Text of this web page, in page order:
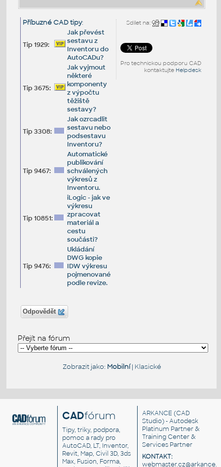
Sdílet na:
Pro technickou podporu CAD
kontaktujte Helpdesk
Příbuzné CAD tipy:
Tip 1929:
Jak převést
sestavu z
Inventoru do
AutoCADu?
Tip 3675:
Jak vyjmout
některé
komponenty
z výpočtu
těžiště
sestavy?
Tip 3308:
Jak ozrcadlit
sestavu nebo
podsestavu
Inventoru?
Tip 9467:
Automatické
publikování
schválených
výkresů z
Inventoru.
Tip 10851:
iLogic - jak ve
výkresu
zpracovat
materiál a
cestu
součásti?
Tip 9476:
Ukládání
DWG kopie
IDW výkresu
pojmenované
podle revize.
Odpovědět
Přejít na fórum
Zobrazit jako: Mobilní| Klasické
CADfórum
Tipy, triky, podpora,
pomoc a rady pro
AutoCAD, LT, Inventor,
Revit, Map, Civil 3D, 3ds
Max, Fusion, Forma,
ARKANCE (CAD
Studio) - Autodesk
Platinum Partner &
Training Center &
Services Partner
KONTAKT: